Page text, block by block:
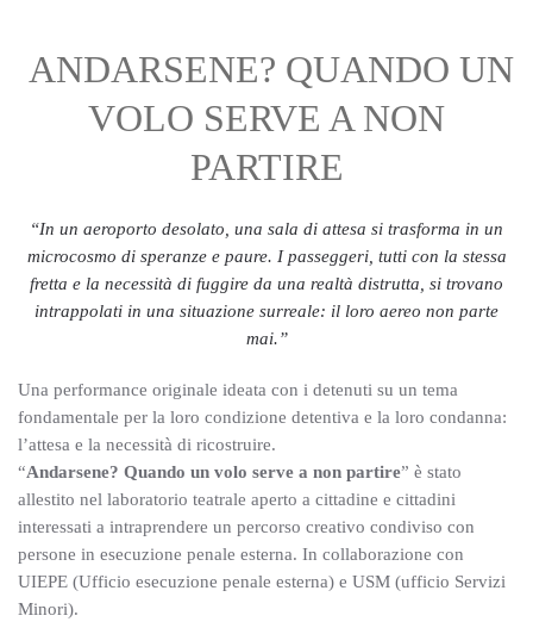
ANDARSENE? QUANDO UN
VOLO SERVE A NON
PARTIRE
“In un aeroporto desolato, una sala di attesa si trasforma in un
microcosmo di speranze e paure. I passeggeri, tutti con la stessa
fretta e la necessità di fuggire da una realtà distrutta, si trovano
intrappolati in una situazione surreale: il loro aereo non parte
mai.”
Una performance originale ideata con i detenuti su un tema
fondamentale per la loro condizione detentiva e la loro condanna:
l’attesa e la necessità di ricostruire.
“Andarsene? Quando un volo serve a non partire” è stato
allestito nel laboratorio teatrale aperto a cittadine e cittadini
interessati a intraprendere un percorso creativo condiviso con
persone in esecuzione penale esterna. In collaborazione con
UIEPE (Ufficio esecuzione penale esterna) e USM (ufficio Servizi
Minori).